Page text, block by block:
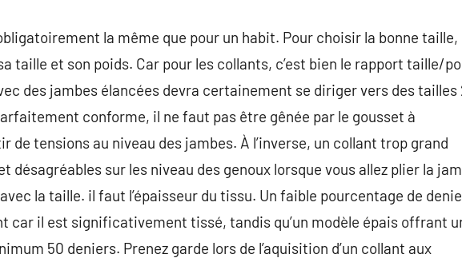
la même que pour un habit. Pour choisir la bonne taille,
taille et son poids. Car pour les collants, c’est bien le rapport taille/
des jambes élancées devra certainement se diriger vers des tailles
conforme, il ne faut pas être gênée par le gousset à
de tensions au niveau des jambes. À l’inverse, un collant trop grand
désagréables sur les niveau des genoux lorsque vous allez plier la
la taille. il faut l’épaisseur du tissu. Un faible pourcentage de
car il est significativement tissé, tandis qu’un modèle épais offrant
50 deniers. Prenez garde lors de l’aquisition d’un collant aux